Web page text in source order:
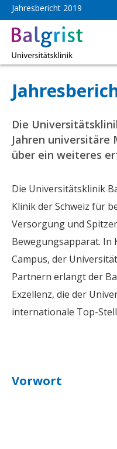
Jahresbericht 2019
Rückblick
Die
Jahren universitäre
über ein weiteres
Die Universitätsklinik
Klinik der Schweiz für
Versorgung und
Bewegungsapparat.
Campus, der
Partnern erlangt der
Exzellenz, die der
internationale Top-
Vorwort